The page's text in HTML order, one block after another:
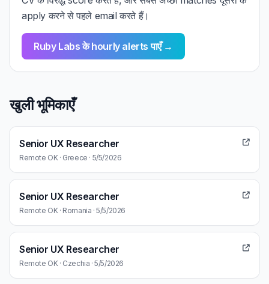
apply करने से पहले email करते हैं।
Ruby Labs के hourly alerts पाएँ →
खुली भूमिकाएँ
Senior UX Researcher
Remote OK · Greece · 5/5/2026
Senior UX Researcher
Remote OK · Romania · 5/5/2026
Senior UX Researcher
Remote OK · Czechia · 5/5/2026